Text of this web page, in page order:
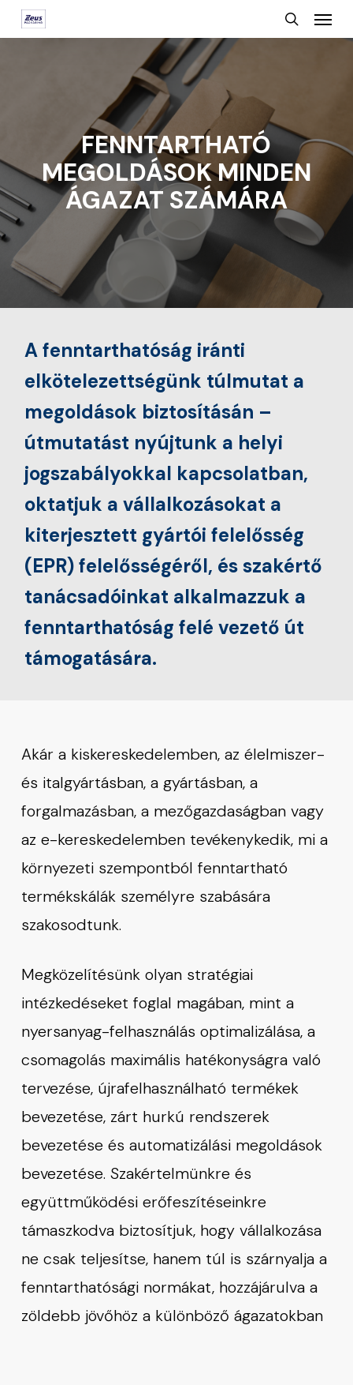
Skip
to
search
Menu
FENNTARTHATÓ
MEGOLDÁSOK MINDEN
ÁGAZAT SZÁMÁRA
A fenntarthatóság iránti
elkötelezettségünk túlmutat a
megoldások biztosításán –
útmutatást nyújtunk a helyi
jogszabályokkal kapcsolatban,
oktatjuk a vállalkozásokat a
kiterjesztett gyártói felelősség
(EPR) felelősségéről, és szakértő
tanácsadóinkat alkalmazzuk a
fenntarthatóság felé vezető út
támogatására.
Akár a kiskereskedelemben, az élelmiszer-
és italgyártásban, a gyártásban, a
forgalmazásban, a mezőgazdaságban vagy
az e-kereskedelemben tevékenykedik, mi a
környezeti szempontból fenntartható
termékskálák személyre szabására
szakosodtunk.
Megközelítésünk olyan stratégiai
intézkedéseket foglal magában, mint a
nyersanyag-felhasználás optimalizálása, a
csomagolás maximális hatékonyságra való
tervezése, újrafelhasználható termékek
bevezetése, zárt hurkú rendszerek
bevezetése és automatizálási megoldások
bevezetése. Szakértelmünkre és
együttműködési erőfeszítéseinkre
támaszkodva biztosítjuk, hogy vállalkozása
ne csak teljesítse, hanem túl is szárnyalja a
fenntarthatósági normákat, hozzájárulva a
zöldebb jövőhöz a különböző ágazatokban